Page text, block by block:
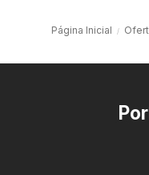
Página Inicial